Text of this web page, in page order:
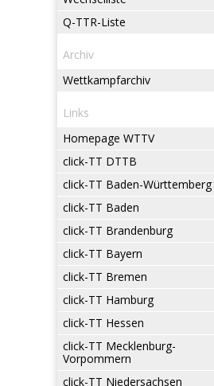
Q-TTR-Liste
Archiv
Wettkampfarchiv
Links
Homepage WTTV
click-TT DTTB
click-TT Baden-Württemberg
click-TT Baden
click-TT Brandenburg
click-TT Bayern
click-TT Bremen
click-TT Hamburg
click-TT Hessen
click-TT Mecklenburg-
Vorpommern
click-TT Niedersachsen